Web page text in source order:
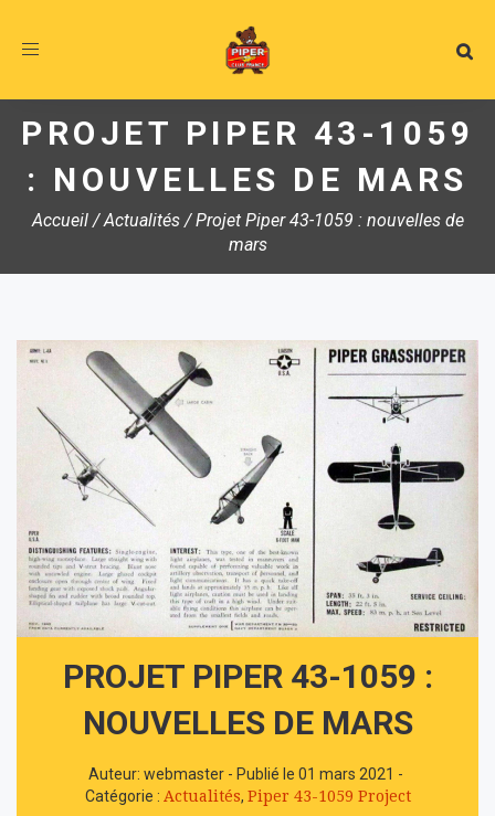
Toggle
PROJET PIPER 43-1059
: NOUVELLES DE MARS
Accueil/Actualités/Projet Piper 43-1059 : nouvelles de
mars
PROJET PIPER 43-1059 :
NOUVELLES DE MARS
Auteur: webmaster - Publié le 01 mars 2021 -
Catégorie : Actualités, Piper 43-1059 Project